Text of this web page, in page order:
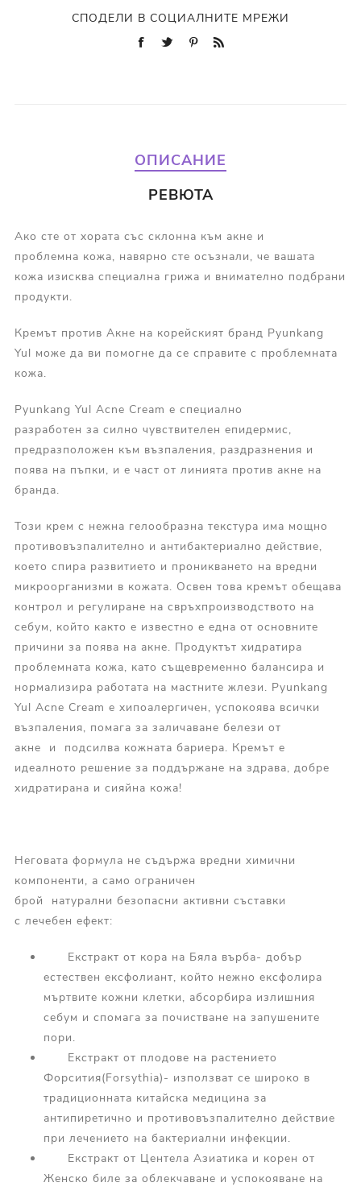
СПОДЕЛИ В СОЦИАЛНИТЕ МРЕЖИ
ОПИСАНИЕ
РЕВЮТА
Ако сте от хората със склонна към акне и
проблемна кожа, навярно сте осъзнали, че вашата
кожа изисква специална грижа и внимателно подбрани
продукти.
Кремът против Акне на корейският бранд Pyunkang
Yul може да ви помогне да се справите с проблемната
кожа.
Pyunkang Yul Acne Cream е специално
разработен за силно чувствителен епидермис,
предразположен към възпаления, раздразнения и
поява на пъпки, и е част от линията против акне на
бранда.
Този крем с нежна гелообразна текстура има мощно
противовъзпалително и антибактериално действие,
което спира развитието и проникването на вредни
микроорганизми в кожата. Освен това кремът обещава
контрол и регулиране на свръхпроизводството на
себум, който както е известно е една от основните
причини за поява на акне. Продуктът хидратира
проблемната кожа, като същевременно балансира и
нормализира работата на мастните жлези. Pyunkang
Yul Acne Cream е хипоалергичен, успокоява всички
възпаления, помага за заличаване белези от
акне и подсилва кожната бариера. Кремът е
идеалното решение за поддържане на здрава, добре
хидратирана и сияйна кожа!
Неговата формула не съдържа вредни химични
компоненти, а само ограничен
брой натурални безопасни активни съставки
с лечебен ефект:
Екстракт от кора на Бяла върба- добър
естествен ексфолиант, който нежно ексфолира
мъртвите кожни клетки, абсорбира излишния
себум и спомага за почистване на запушените
пори.
Екстракт от плодове на растението
Форсития(Forsythia)- използват се широко в
традиционната китайска медицина за
антипиретично и противовъзпалително действие
при лечението на бактериални инфекции.
Екстракт от Центела Азиатика и корен от
Женско биле за облекчаване и успокояване на